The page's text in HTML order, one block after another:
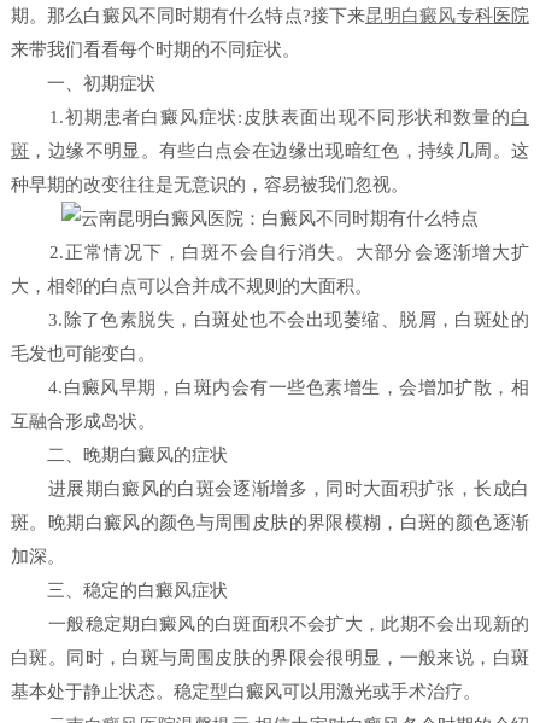
期。那么白癜风不同时期有什么特点?接下来昆明白癜风专科医院
来带我们看看每个时期的不同症状。
一、初期症状
1.初期患者白癜风症状:皮肤表面出现不同形状和数量的白
斑 ，边缘不明显。有些白点会在边缘出现暗红色，持续几周。这
种早期的改变往往是无意识的，容易被我们忽视。
2.正常情况下，白斑不会自行消失。大部分会逐渐增大扩
大，相邻的白点可以合并成不规则的大面积。
3.除了色素脱失，白斑处也不会出现萎缩、脱屑，白斑处的
毛发也可能变白。
4.白癜风早期，白斑内会有一些色素增生，会增加扩散，相
互融合形成岛状。
二、晚期白癜风的症状
进展期白癜风的白斑会逐渐增多，同时大面积扩张，长成白
斑。晚期白癜风的颜色与周围皮肤的界限模糊，白斑的颜色逐渐
加深。
三、稳定的白癜风症状
一般稳定期白癜风的白斑面积不会扩大，此期不会出现新的
白斑。同时，白斑与周围皮肤的界限会很明显，一般来说，白斑
基本处于静止状态。稳定型白癜风可以用激光或手术治疗。